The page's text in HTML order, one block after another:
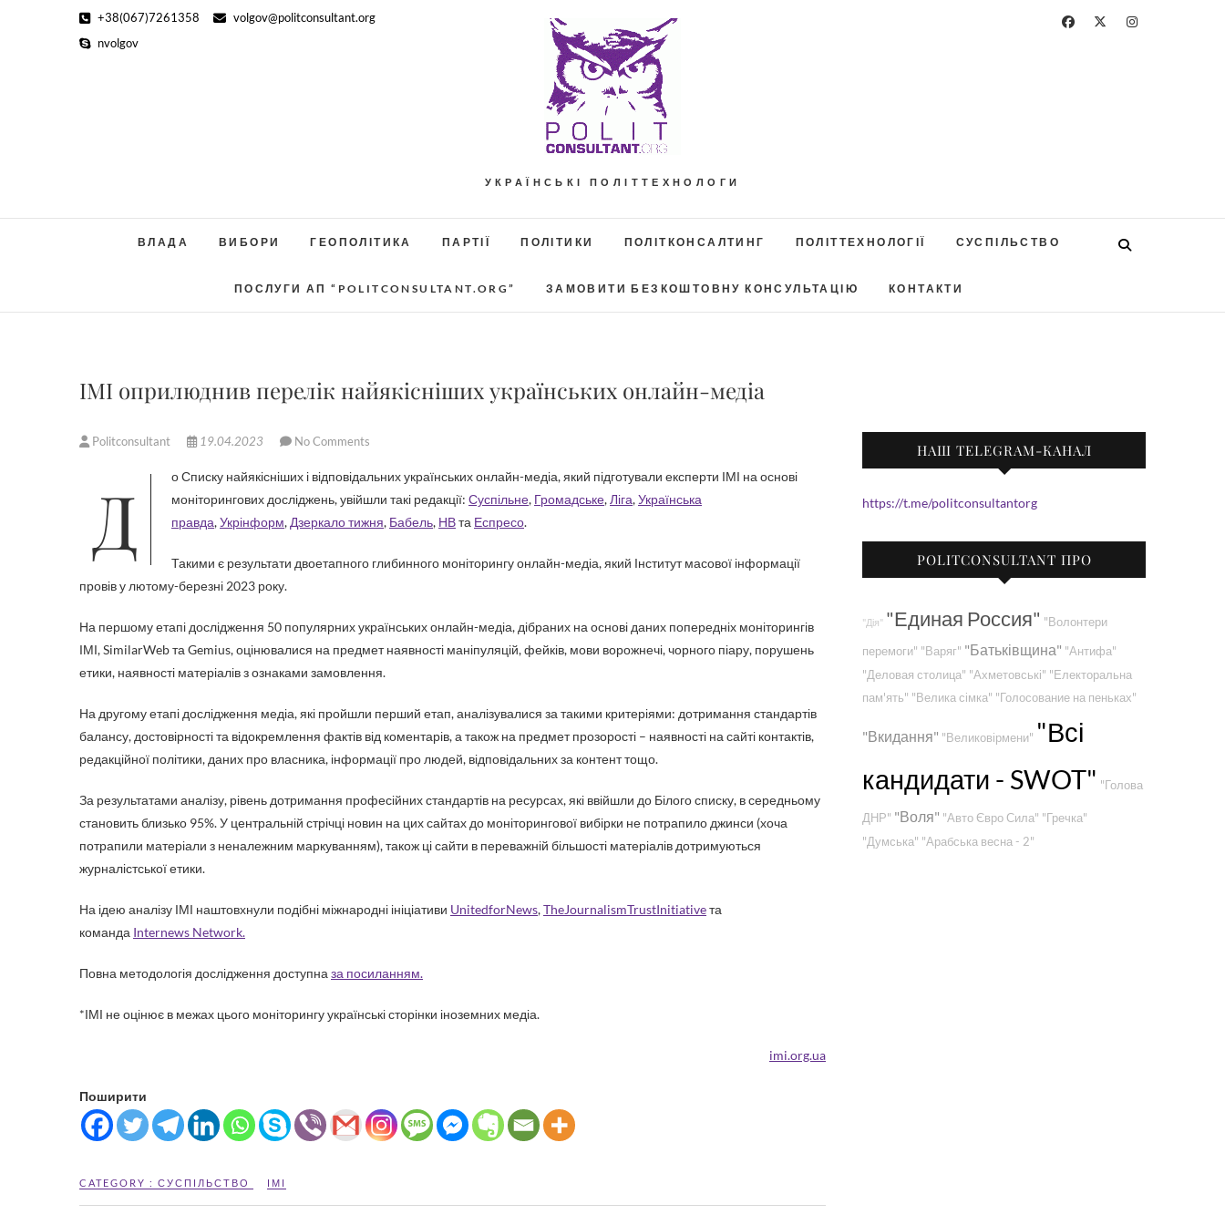
+38(067)7261358
volgov@politconsultant.org
nvolgov
УКРАЇНСЬКІ ПОЛІТТЕХНОЛОГИ
ВЛАДА ВИБОРИ ГЕОПОЛІТИКА ПАРТІЇ ПОЛІТИКИ ПОЛІТКОНСАЛТИНГ ПОЛІТТЕХНОЛОГІЇ СУСПІЛЬСТВО
ПОСЛУГИ АП “POLITCONSULTANT.ORG” ЗАМОВИТИ БЕЗКОШТОВНУ КОНСУЛЬТАЦІЮ КОНТАКТИ
ІМІ оприлюднив перелік найякісніших українських онлайн-медіа
Politconsultant 19.04.2023 No Comments
До Списку найякісніших і відповідальних українських онлайн-медіа, який підготували експерти ІМІ на основі моніторингових досліджень, увійшли такі редакції: Суспільне, Громадське, Ліга,Українська
правда,Укрінформ, Дзеркало тижня, Бабель, НВта Еспресо.
Такими є результати двоетапного глибинного моніторингу онлайн-медіа, який Інститут масової інформації
провів у лютому-березні 2023 року.
На першому етапі дослідження 50 популярних українських онлайн-медіа, дібраних на основі даних попередніх моніторингів
ІМІ, SimilarWeb та Gemius, оцінювалися на предмет наявності маніпуляцій, фейків, мови ворожнечі, чорного піару, порушень
етики, наявності матеріалів з ознаками замовлення.
На другому етапі дослідження медіа, які пройшли перший етап, аналізувалися за такими критеріями: дотримання стандартів
балансу, достовірності та відокремлення фактів від коментарів, а також на предмет прозорості – наявності на сайті контактів,
редакційної політики, даних про власника, інформації про людей, відповідальних за контент тощо.
За результатами аналізу, рівень дотримання професійних стандартів на ресурсах, які ввійшли до Білого списку, в середньому
становить близько 95%. У центральній стрічці новин на цих сайтах до моніторингової вибірки не потрапило джинси (хоча
потрапили матеріали з неналежним маркуванням), також ці сайти в переважній більшості матеріалів дотримуються
журналістської етики.
На ідею аналізу ІМІ наштовхнули подібні міжнародні ініціативи UnitedforNews,TheJournalismTrustInitiativeта
команда Internews Network.
Повна методологія дослідження доступна за посиланням.
*ІМІ не оцінює в межах цього моніторингу українські сторінки іноземних медіа.
imi.org.ua
Поширити
CATEGORY : СУСПІЛЬСТВО ІМІ
НАШ TELEGRAM-КАНАЛ
https://t.me/politconsultantorg
POLITCONSULTANT ПРО
"Дія" "Единая Россия" "Волонтери
перемоги" "Варяг" "Батьківщина" "Антифа"
"Деловая столица" "Ахметовські" "Електоральна
пам'ять" "Велика сімка" "Голосование на пеньках"
"Вкидання" "Великовірмени" "Всі
кандидати - SWOT" "Голова
ДНР" "Воля" "Авто Євро Сила" "Гречка"
"Думська" "Арабська весна - 2"